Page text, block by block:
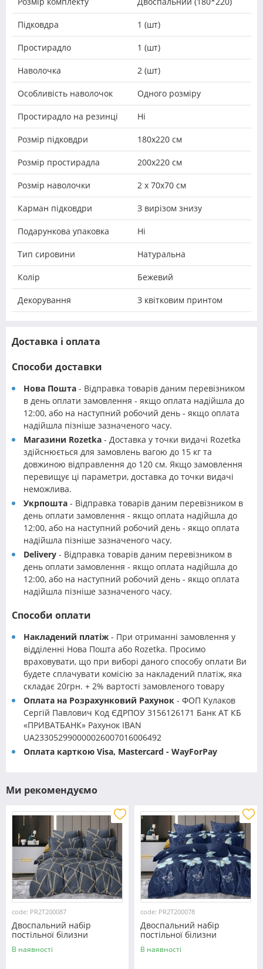
Підковдра 1 (шт)
Простирадло 1 (шт)
Наволочка 2 (шт)
Особливість наволочок Одного розміру
Простирадло на резинці Ні
Розмір підковдри 180х220 см
Розмір простирадла 200х220 см
Розмір наволочки 2 х 70х70 см
Карман підковдри З вирізом знизу
Подарункова упаковка Ні
Тип сировини Натуральна
Колір Бежевий
Декорування З квітковим принтом
Доставка і оплата
Способи доставки
Нова Пошта - Відправка товарів даним перевізником
в день оплати замовлення - якщо оплата надійшла до
12:00, або на наступний робочий день - якщо оплата
надійшла пізніше зазначеного часу.
Магазини Rozetka - Доставка у точки видачі Rozetka
здійснюється для замовлень вагою до 15 кг та
довжиною відправлення до 120 см. Якщо замовлення
перевищує ці параметри, доставка до точки видачі
неможлива.
Укрпошта - Відправка товарів даним перевізником в
день оплати замовлення - якщо оплата надійшла до
12:00, або на наступний робочий день - якщо оплата
надійшла пізніше зазначеного часу.
Delivery - Відправка товарів даним перевізником в
день оплати замовлення - якщо оплата надійшла до
12:00, або на наступний робочий день - якщо оплата
надійшла пізніше зазначеного часу.
Способи оплати
Накладений платіж - При отриманні замовлення у
відділенні Нова Пошта або Rozetka. Просимо
враховувати, що при виборі даного способу оплати Ви
будете сплачувати комісію за накладений платіж, яка
складає 20грн. + 2% вартості замовленого товару
Оплата на Розрахунковий Рахунок - ФОП Кулаков
Сергій Павлович Код ЄДРПОУ 3156126171 Банк АТ КБ
«ПРИВАТБАНК» Рахунок IBAN
UA233052990000026007016006492
Оплата карткою Visa, Mastercard - WayForPay
Ми рекомендуємо
code: PR2T200087
Двоспальний набір
постільної білизни
180*220 із полікотону
№200087 Черешенька™
В наявності
code: PR2T200078
Двоспальний набір
постільної білизни
180*220 із полікотону
№200078 Черешенька™
В наявності